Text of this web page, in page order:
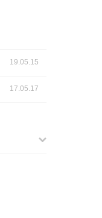
19.05.15
17.05.17